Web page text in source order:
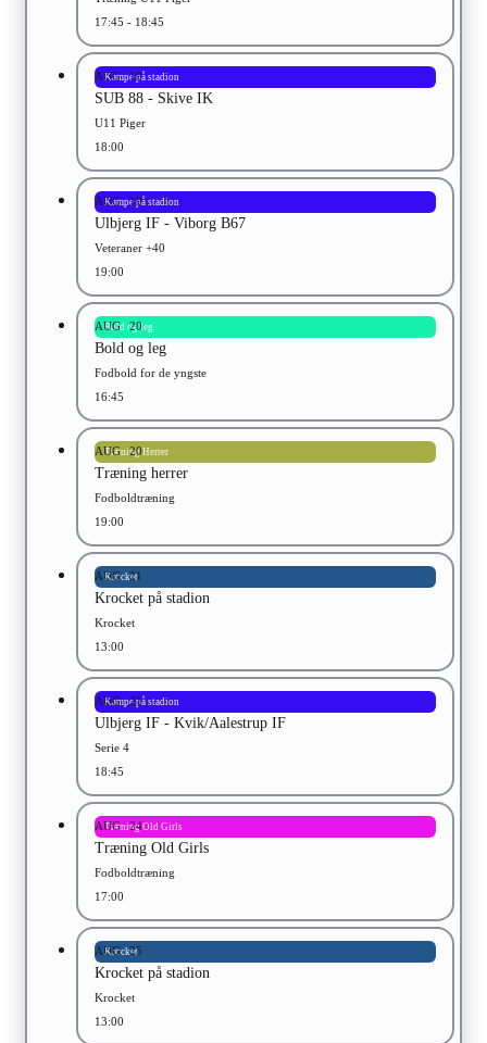
17:45 - 18:45
Kampe på stadion
AUG 19
SUB 88 - Skive IK
U11 Piger
18:00
Kampe på stadion
AUG 19
Ulbjerg IF - Viborg B67
Veteraner +40
19:00
Bold og leg
AUG 20
Bold og leg
Fodbold for de yngste
16:45
Træning Herrer
AUG 20
Træning herrer
Fodboldtræning
19:00
Krocket
AUG 21
Krocket på stadion
Krocket
13:00
Kampe på stadion
AUG 21
Ulbjerg IF - Kvik/Aalestrup IF
Serie 4
18:45
Træning Old Girls
AUG 24
Træning Old Girls
Fodboldtræning
17:00
Krocket
AUG 25
Krocket på stadion
Krocket
13:00